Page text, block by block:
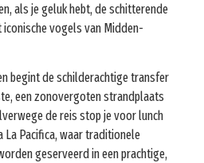
als je geluk hebt, de schitterende
vogels van Midden-
begint de schilderachtige transfer
een zonovergoten strandplaats
de reis stop je voor lunch
La Pacifica, waar traditionele
geserveerd in een prachtige,